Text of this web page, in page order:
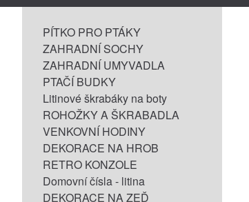
PÍTKO PRO PTÁKY
ZAHRADNÍ SOCHY
ZAHRADNÍ UMYVADLA
PTAČÍ BUDKY
Litinové škrabáky na boty
ROHOŽKY A ŠKRABADLA
VENKOVNÍ HODINY
DEKORACE NA HROB
RETRO KONZOLE
Domovní čísla - litina
DEKORACE NA ZEĎ